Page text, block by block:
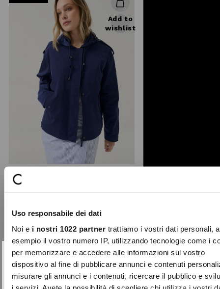
Uso responsabile dei dati
Noi e i nostri 1022 partnertrattiamo i vostri dati personali,
esempio il vostro numero IP, utilizzando tecnologie come i
per memorizzare e accedere alle informazioni sul vostro
dispositivo al fine di pubblicare annunci e contenuti
misurare gli annunci e i contenuti, ricercare il pubblico e
i servizi. Avete la possibilità di scegliere chi utilizza i vostri
Add to
wishlist
functional outerwear piece, perfect
for your spring wardr ...
reduced
from
€149.00to €74.50
-50%
Close
SUBSCRIBE TO OUR
NEWSLETTER